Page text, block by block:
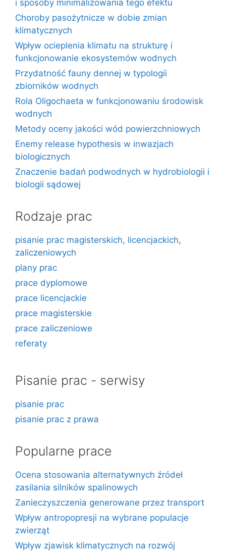
i sposoby minimalizowania tego efektu
Choroby pasożytnicze w dobie zmian
klimatycznych
Wpływ ocieplenia klimatu na strukturę i
funkcjonowanie ekosystemów wodnych
Przydatność fauny dennej w typologii
zbiorników wodnych
Rola Oligochaeta w funkcjonowaniu środowisk
wodnych
Metody oceny jakości wód powierzchniowych
Enemy release hypothesis w inwazjach
biologicznych
Znaczenie badań podwodnych w hydrobiologii i
biologii sądowej
Rodzaje prac
pisanie prac magisterskich, licencjackich,
zaliczeniowych
plany prac
prace dyplomowe
prace licencjackie
prace magisterskie
prace zaliczeniowe
referaty
Pisanie prac - serwisy
pisanie prac
pisanie prac z prawa
Popularne prace
Ocena stosowania alternatywnych źródeł
zasilania silników spalinowych
Zanieczyszczenia generowane przez transport
Wpływ antropopresji na wybrane populacje
zwierząt
Wpływ zjawisk klimatycznych na rozwój